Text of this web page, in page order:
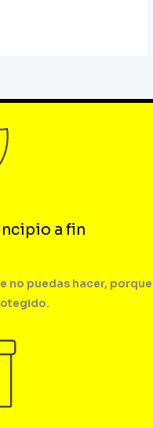
a fin
no puedas hacer, porque